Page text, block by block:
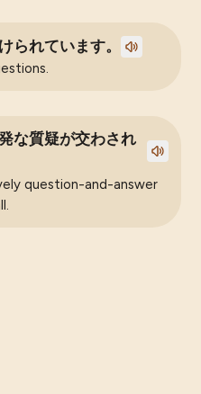
られています。
な質疑が交わされ
question-and-answer